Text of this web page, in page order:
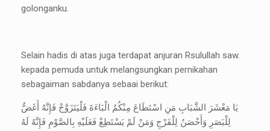
golonganku.
Selain hadis di atas juga terdapat anjuran Rsulullah saw.
kepada pemuda untuk melangsungkan pernikahan
sebagaiman sabdanya sebaai berikut:
يَا مَعْشَرَ الشَّبَابِ مَنِ اسْتَطَاعَ مِنْكُمُ الْبَاءَةَ فَلْيَتَزَوَّجْ فَإِنَّهُ أَغَضُّ
لِلْبَصَرِ وَأَحْصَنُ لِلْفَرْجِ وَمَنْ لَمْ يَسْتَطِعْ فَعَلَيْهِ بِالصَّوْمِ فَإِنَّهُ لَهُ